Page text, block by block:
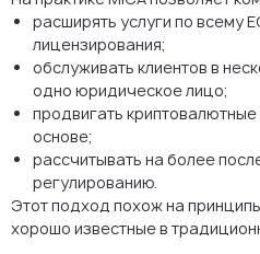
расширять услуги по всему
лицензирования;
обслуживать клиентов в
одно юридическое лицо;
продвигать
основе;
рассчитывать на более
регулированию.
Этот подход похож на
хорошо известные в